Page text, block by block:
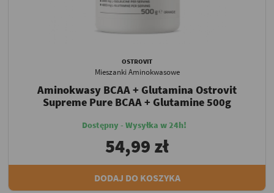
OSTROVIT
Mieszanki Aminokwasowe
Aminokwasy BCAA + Glutamina Ostrovit
Supreme Pure BCAA + Glutamine 500g
Dostępny - Wysyłka w 24h!
54,99 zł
DODAJ DO KOSZYKA